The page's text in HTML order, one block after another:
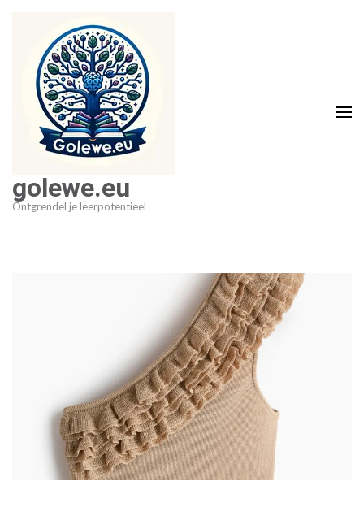
inhoud
golewe.eu
Ontgrendel je leerpotentieel